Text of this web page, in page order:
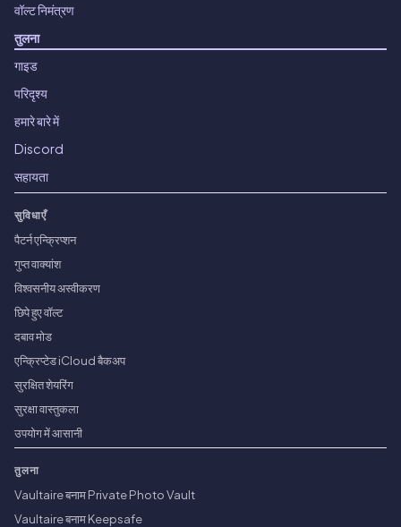
वॉल्ट निमंत्रण
तुलना
गाइड
परिदृश्य
हमारे बारे में
Discord
सहायता
सुविधाएँ
पैटर्न एन्क्रिप्शन
गुप्त वाक्यांश
विश्वसनीय अस्वीकरण
छिपे हुए वॉल्ट
दबाव मोड
एन्क्रिप्टेड iCloud बैकअप
सुरक्षित शेयरिंग
सुरक्षा वास्तुकला
उपयोग में आसानी
तुलना
Vaultaire बनाम Private Photo Vault
Vaultaire बनाम Keepsafe